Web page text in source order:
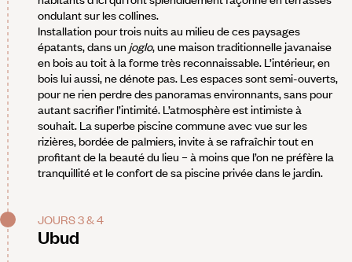
ondulant sur les collines.
Installation pour trois nuits au milieu de ces paysages
épatants, dans un joglo, une maison traditionnelle javanaise
en bois au toit à la forme très reconnaissable. L’intérieur, en
bois lui aussi, ne dénote pas. Les espaces sont semi-ouverts,
pour ne rien perdre des panoramas environnants, sans pour
autant sacrifier l’intimité. L’atmosphère est intimiste à
souhait. La superbe piscine commune avec vue sur les
rizières, bordée de palmiers, invite à se rafraîchir tout en
profitant de la beauté du lieu – à moins que l’on ne préfère la
tranquillité et le confort de sa piscine privée dans le jardin.
JOURS 3 & 4
Ubud